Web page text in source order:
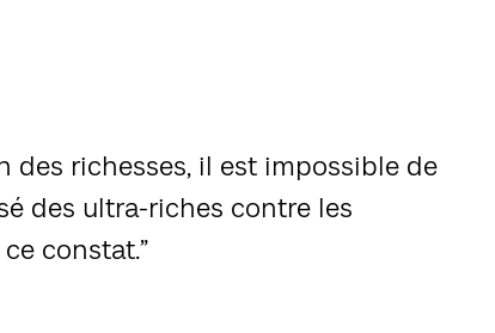
des richesses, il est impossible de
des ultra-riches contre les
constat.”